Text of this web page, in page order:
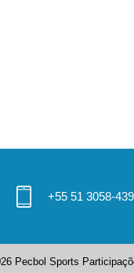
+55 51 3058-
Pecbol Sports